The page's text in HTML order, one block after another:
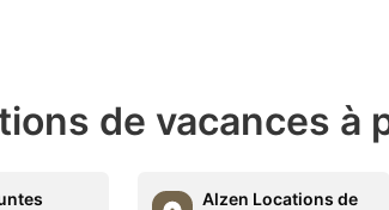
de vacances à
Alzen Locations de